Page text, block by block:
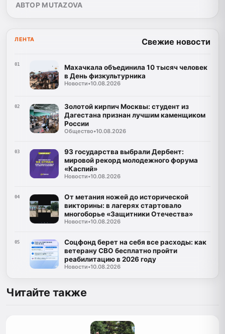
АВТОР MUTAZOVA
ЛЕНТА Свежие новости
01
Махачкала объединила 10 тысяч человек
в День физкультурника
Новости•10.08.2026
02
Золотой кирпич Москвы: студент из
Дагестана признан лучшим каменщиком
России
Общество•10.08.2026
03
93 государства выбрали Дербент:
мировой рекорд молодежного форума
«Каспий»
Новости•10.08.2026
04
От метания ножей до исторической
викторины: в лагерях стартовало
многоборье «Защитники Отечества»
Новости•10.08.2026
05
Соцфонд берет на себя все расходы: как
ветерану СВО бесплатно пройти
реабилитацию в 2026 году
Новости•10.08.2026
Читайте также